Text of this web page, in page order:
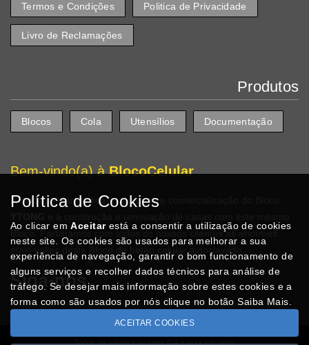
Termos e Condições Politica de Privacidade
Livro de Reclamações
Produtos
Blocos Cola Utensílios Documentação
Bem-vindo(a) àBlocoCelular
A BlocoCelular dedica-se à venda e comercialização do Bloco
Bloco. Partilhamos com todos os nossos clientes as enormes
mais-valias deste Bloco de betão celular autoclavado.
Siga-nos
Todos os valores incluem IVA à taxa em vigor
Política de Cookies
Ao clicar emAceitarestá a consentir a utilização de cookies
neste site. Os cookies são usados para melhorar a sua
experiência de navegação, garantir o bom funcionamento de
alguns serviços e recolher dados técnicos para análise de
tráfego. Se desejar mais informação sobre estes cookies e a
forma como são usados por nós clique no botão Saiba Mais.
ACEITAR COOKIES